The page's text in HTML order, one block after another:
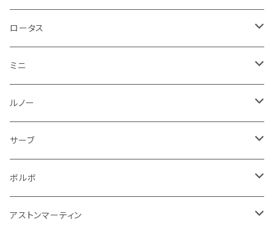
ポルシェ
ヒュンダイ
その他
マセラティ
ロールスロイス
ポルシェ
ヒュンダイ
その他
ルノー
サーブ
フォルクスワーゲン
ボルボ
シートベルト周り
ステアリング
ブレーキランプ
外装系
タイヤ回り系
ホイール
泥除け
ガソリンタンク
フロントワイパー
リアワイパー
オーディオ系
ライト系
ウインカー
その他
リアバンパー
エンジン系
外装系
トランクマット
ライト系
ウインカー
ワイパー
ミラー
収納系
アームレスト
シフトレバー
その他
ライト系
ブレーキランプ
ウインカー
トランクマット
ワイパー
キーホルダー
フロアマット
ロータス
フロアマット
ミニ
フロアマット
ルノー
フロアマット
タイヤ回り
泥除け
ワイパー
サーブ
フロアマット
シフトノブ
ボルボ
フロアマット
アストンマーティン